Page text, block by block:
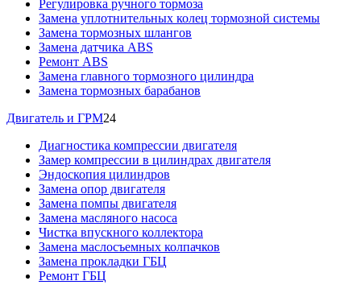
Регулировка ручного тормоза
Замена уплотнительных колец тормозной системы
Замена тормозных шлангов
Замена датчика ABS
Ремонт ABS
Замена главного тормозного цилиндра
Замена тормозных барабанов
Двигатель и ГРМ24
Диагностика компрессии двигателя
Замер компрессии в цилиндрах двигателя
Эндоскопия цилиндров
Замена опор двигателя
Замена помпы двигателя
Замена масляного насоса
Чистка впускного коллектора
Замена маслосъемных колпачков
Замена прокладки ГБЦ
Ремонт ГБЦ